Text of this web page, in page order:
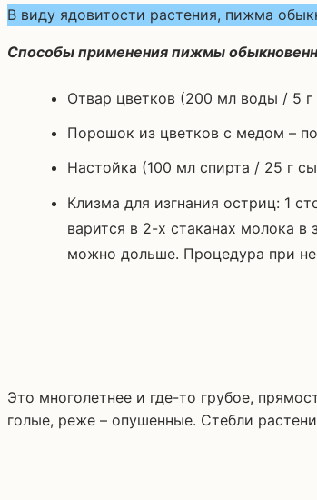
В виду ядовитости растения, пижма
Способы применения пижмы
Отвар цветков (200 мл воды / 5
Порошок из цветков с медом –
Настойка (100 мл спирта / 25 г
Клизма для изгнания остриц: 1
варится в 2-х стаканах молока
можно дольше. Процедура при
Это многолетнее и где-то грубое,
голые, реже – опушенные. Стебли